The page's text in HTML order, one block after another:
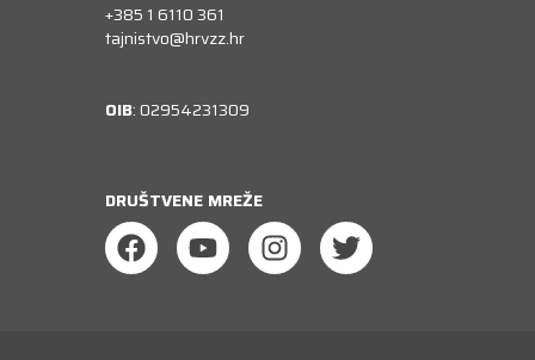
+385 1 6110 361
tajnistvo@hrvzz.hr
OIB: 02954231309
DRUŠTVENE MREŽE